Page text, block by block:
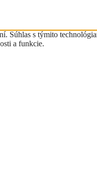
Súhlas s týmito
a funkcie.